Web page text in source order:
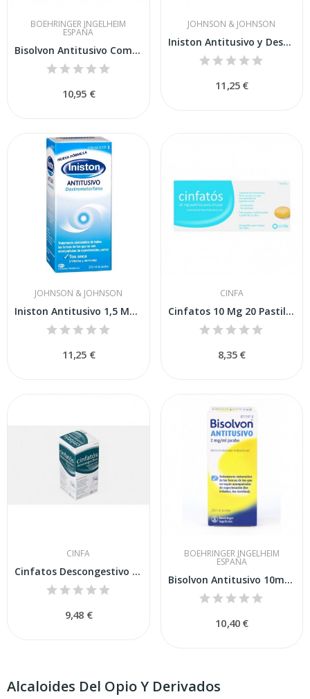
Alcaloides Del Opio Y Derivados
BOEHRINGER INGELHEIM
ESPAÑA
Bisolvon Antitusivo Compositum 3mg-1,5mg-ml...
10,95 €
JOHNSON & JOHNSON
Iniston Antitusivo y Descongestivo Jarabe 200 Ml
11,25 €
JOHNSON & JOHNSON
Iniston Antitusivo 1,5 Mg-ml Jarabe 200 Ml
11,25 €
CINFA
Cinfatos 10 Mg 20 Pastillas para Chupar
8,35 €
CINFA
Cinfatos Descongestivo Solución Oral 200ml
9,48 €
BOEHRINGER INGELHEIM
ESPAÑA
Bisolvon Antitusivo 10mg-5ml Jarabe 200ml
10,40 €